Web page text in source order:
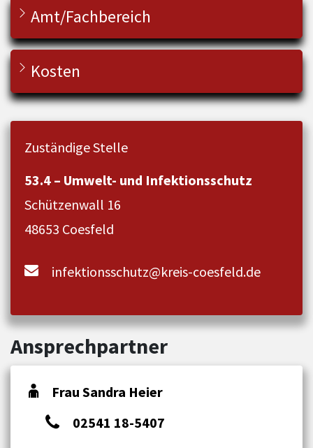
Amt/Fachbereich
Kosten
Zuständige Stelle
53.4 – Umwelt- und Infektionsschutz
Schützenwall 16
48653 Coesfeld
infektionsschutz@kreis-coesfeld.de
Ansprechpartner
Frau Sandra Heier
02541 18-5407